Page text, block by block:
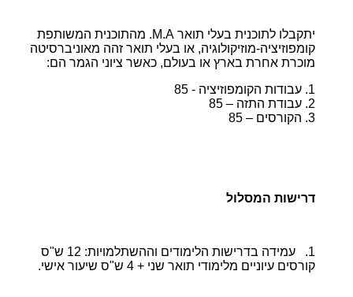
יתקבלו לתוכנית בעלי תואר M.A. מהתוכנית המשותפת
קומפוזיציה-מוזיקולוגיה, או בעלי תואר זהה מאוניברסיטה
מוכרת אחרת בארץ או בעולם, כאשר ציוני הגמר הם:
1. עבודות הקומפוזיציה - 85
2. עבודת התזה – 85
3. הקורסים – 85
דרישות המסלול
1. עמידה בדרישות הלימודים וההשתלמויות: 12 ש"ס
קורסים עיוניים מלימודי תואר שני + 4 ש"ס שיעור אישי.